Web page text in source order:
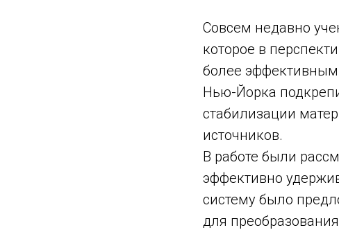
Совсем недавно
которое в
более
Нью-Йорка
стабилизации
источников.
В работе были
эффективно
систему было
для